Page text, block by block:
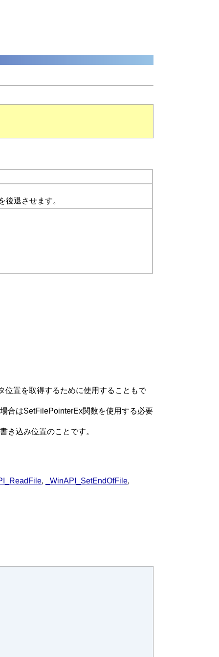
後退させます。
位置を取得するために使用することもで
合はSetFilePointerEx関数を使用する必要
き込み位置のことです。
, _WinAPI_SetEndOfFile,